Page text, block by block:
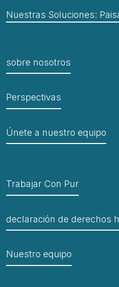
Nuestras Soluciones:
sobre nosotros
Perspectivas
Únete a nuestro equipo
Trabajar Con Pur
declaración de derechos
Nuestro equipo